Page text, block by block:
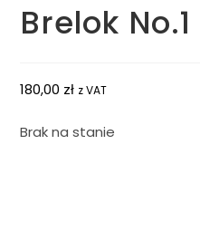
Brelok No.1
180,00 zł z VAT
Brak na stanie